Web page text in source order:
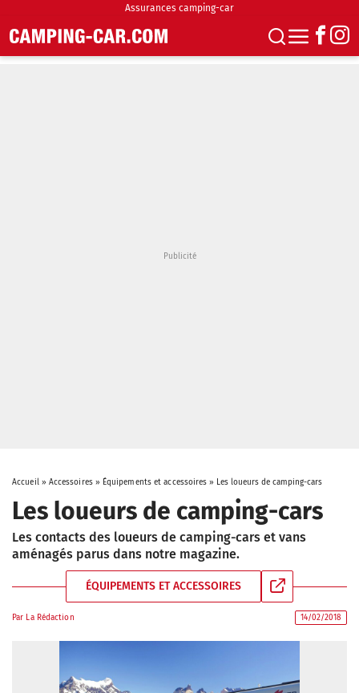
Assurances camping-car
Accueil» Accessoires» Équipements et accessoires » Les loueurs de camping-cars
Les loueurs de camping-cars
Les contacts des loueurs de camping-cars et vans
aménagés parus dans notre magazine.
ÉQUIPEMENTS ET ACCESSOIRES
Par La Rédaction 14/02/2018